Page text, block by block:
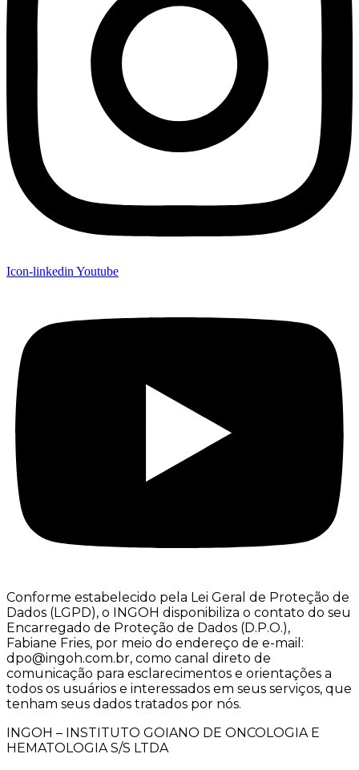
Icon-linkedin Youtube
Conforme estabelecido pela Lei Geral de Proteção de
Dados (LGPD), o INGOH disponibiliza o contato do seu
Encarregado de Proteção de Dados (D.P.O.),
Fabiane Fries, por meio do endereço de e-mail:
dpo@ingoh.com.br, como canal direto de
comunicação para esclarecimentos e orientações a
todos os usuários e interessados em seus serviços, que
tenham seus dados tratados por nós.
INGOH – INSTITUTO GOIANO DE ONCOLOGIA E
HEMATOLOGIA S/S LTDA